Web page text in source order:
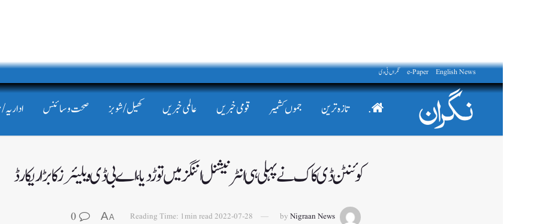
English News
e-Paper نگراں ٹی وی
. تازہ ترین جموں کشمیر قومی خبریں عالمی خبریں کھیل/شوبز صحت و سائنس
کوئنٹن ڈی کاک نے پہلی ہی انٹرنیشنل اننگز میں توڑ دیا، اے بی ڈی ویلیئرز کا بڑا ریکارڈ
by Nigraan News
2022-07-28
Reading Time: 1min read
A
A